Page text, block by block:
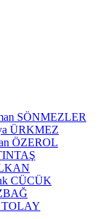
SÖNMEZLER
ÜRKMEZ
ÖZEROL
CÜCÜK
TOLAY